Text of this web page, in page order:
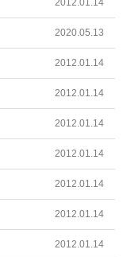
2012.01.14
2020.05.13
2012.01.14
2012.01.14
2012.01.14
2012.01.14
2012.01.14
2012.01.14
2012.01.14